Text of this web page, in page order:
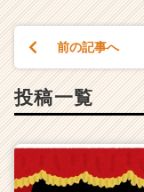
前の記事へ
投稿一覧